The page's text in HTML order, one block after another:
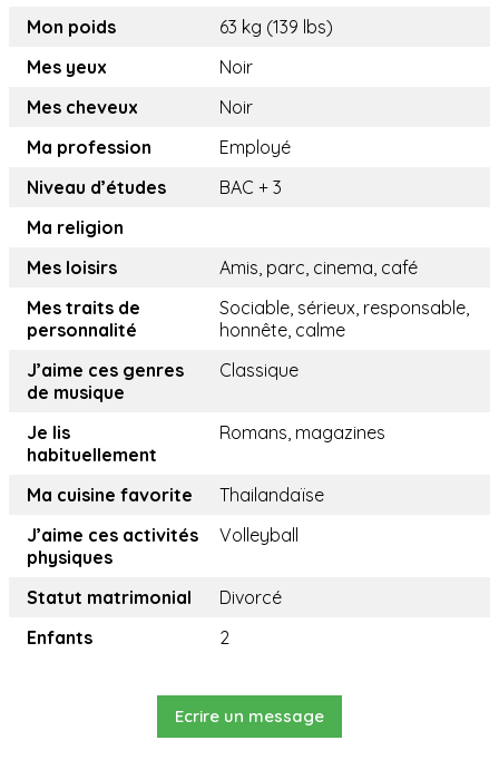
Mon poids
63 kg (139 lbs)
Mes yeux
Noir
Mes cheveux
Noir
Ma profession
Employé
Niveau d’études
BAC + 3
Ma religion
Mes loisirs
Amis, parc, cinema, café
Mes traits de
personnalité
Sociable, sérieux, responsable,
honnête, calme
J’aime ces genres
de musique
Classique
Je lis
habituellement
Romans, magazines
Ma cuisine favorite
Thailandaïse
J’aime ces activités
physiques
Volleyball
Statut matrimonial
Divorcé
Enfants
2
Ecrire un message